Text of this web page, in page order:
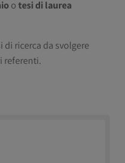
otesi di laurea
ricerca da svolgere
referenti.